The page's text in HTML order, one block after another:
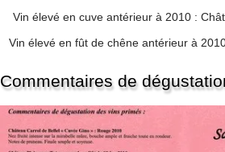
Vin élevé en cuve antérieur à 2010 :
Vin élevé en fût de chêne antérieur à
Commentaires de